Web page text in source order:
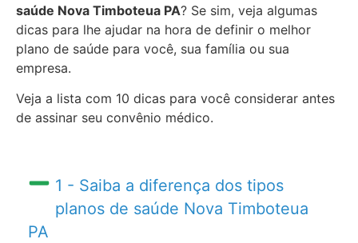
saúde Nova Timboteua PA? Se sim, veja algumas
dicas para lhe ajudar na hora de definir o melhor
plano de saúde para você, sua família ou sua
empresa.
Veja a lista com 10 dicas para você considerar antes
de assinar seu convênio médico.
1 - Saiba a diferença dos tipos
planos de saúde Nova Timboteua
PA